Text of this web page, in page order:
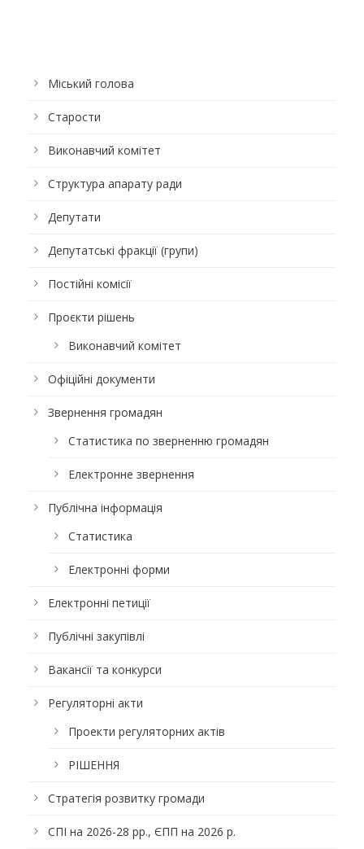
Міський голова
Старости
Виконавчий комітет
Структура апарату ради
Депутати
Депутатські фракції (групи)
Постійні комісії
Проєкти рішень
Виконавчий комітет
Офіційні документи
Звернення громадян
Статистика по зверненню громадян
Електронне звернення
Публічна інформація
Статистика
Електронні форми
Електронні петиції
Публічні закупівлі
Вакансії та конкурси
Регуляторні акти
Проекти регуляторних актів
РІШЕННЯ
Стратегія розвитку громади
СПІ на 2026-28 рр., ЄПП на 2026 р.